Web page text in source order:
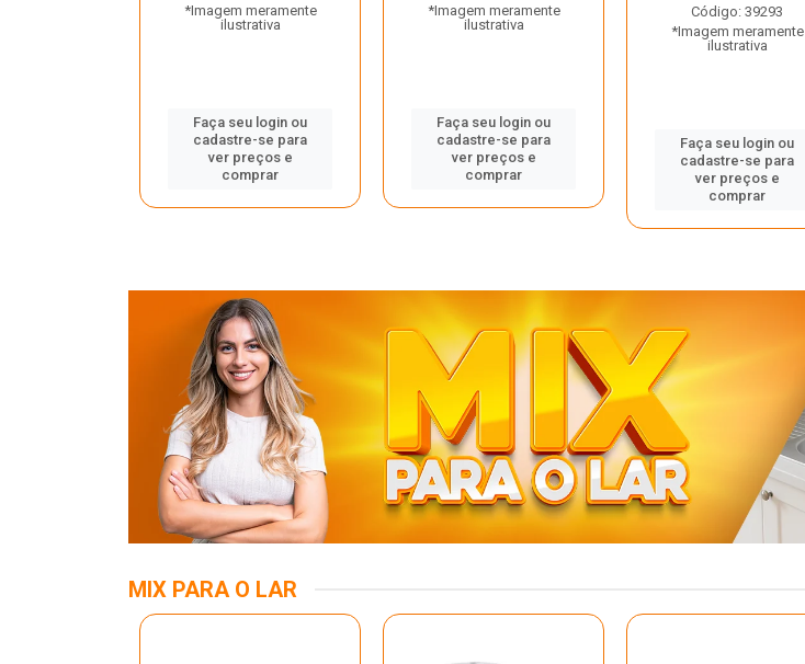
*Imagem meramente
ilustrativa
Faça seu login ou
cadastre-se para
ver preços e
comprar
*Imagem meramente
ilustrativa
Faça seu login ou
cadastre-se para
ver preços e
comprar
Código: 39293
*Imagem meramente
ilustrativa
Faça seu login ou
cadastre-se para
ver preços e
comprar
MIX PARA O LAR